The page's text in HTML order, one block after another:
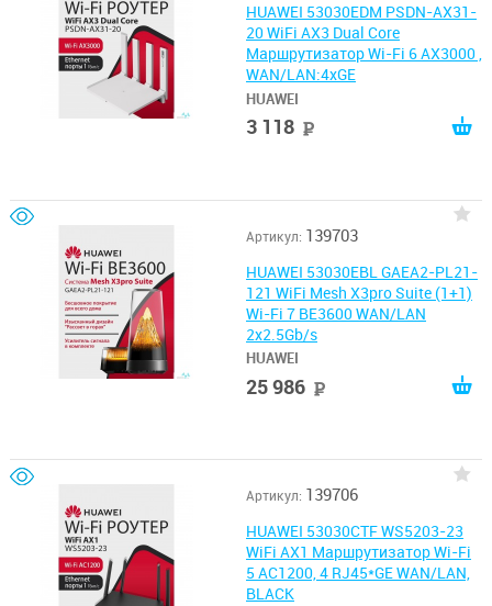
HUAWEI 53030EDM PSDN-AX31-
20 WiFi AX3 Dual Core
Маршрутизатор Wi-Fi 6 AX3000 ,
WAN/LAN:4xGE
HUAWEI
3 118
Артикул: 139703
HUAWEI 53030EBL GAEA2-PL21-
121 WiFi Mesh X3pro Suite (1+1)
Wi-Fi 7 BE3600 WAN/LAN
2x2.5Gb/s
HUAWEI
25 986
Артикул: 139706
HUAWEI 53030CTF WS5203-23
WiFi AX1 Маршрутизатор Wi-Fi
5 AC1200, 4 RJ45*GE WAN/LAN,
BLACK